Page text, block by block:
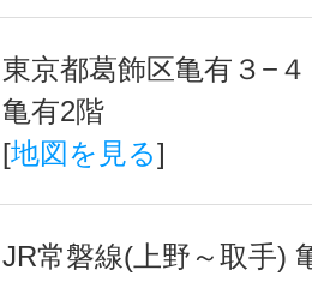
東京都葛飾区亀有３−
亀有2階
[地図を見る]
JR常磐線(上野～取手)